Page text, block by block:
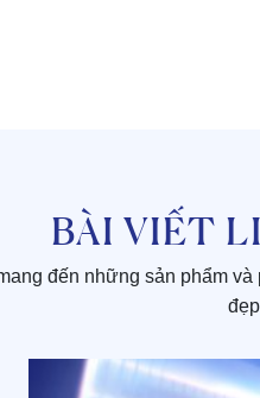
BÀI VIẾT
đến những sản phẩm